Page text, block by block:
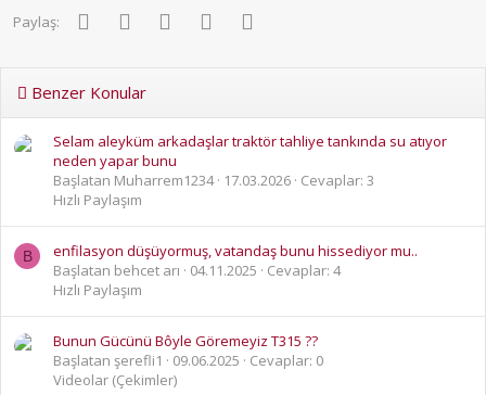
Paylaş: FacebookTwitter PinterestWhatsApp
Benzer Konular
Selam aleyküm arkadaşlar traktör tahliye tankında su atıyor
neden yapar bunu
Başlatan Muharrem1234
17.03.2026 Cevaplar: 3
Hızlı Paylaşım
B
enfilasyon düşüyormuş, vatandaş bunu hissediyor mu..
Başlatan behcet arı
04.11.2025
Cevaplar: 4
Hızlı Paylaşım
Bunun Gücünü Bôyle Göremeyiz T315 ??
Başlatan şerefli1
09.06.2025
Cevaplar: 0
Videolar (Çekimler)